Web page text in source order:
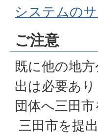
システムの
ご注意
既に他の地
出は必要あ
団体へ三田
三田市を提